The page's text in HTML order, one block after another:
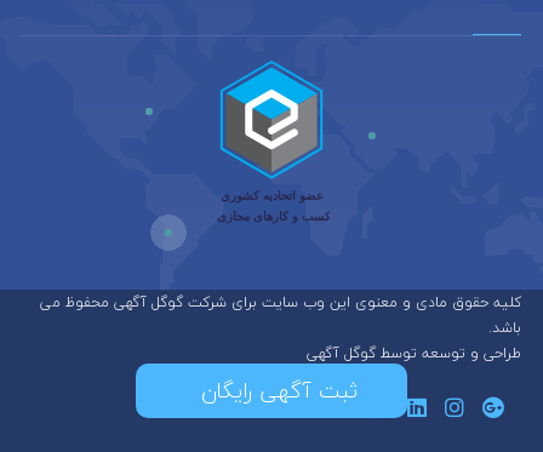
کلیه حقوق مادی و معنوی این وب سایت برای شرکت گوگل آگهی محفوظ می
باشد.
طراحی و توسعه توسط گوگل آگهی
ثبت آگهی رایگان